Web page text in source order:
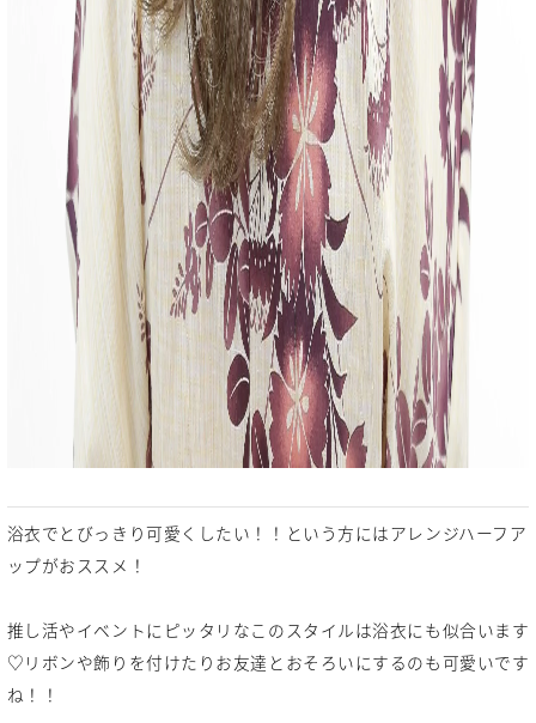
浴衣でとびっきり可愛くしたい！！という方にはアレンジハーフア
ップがおススメ！
推し活やイベントにピッタリなこのスタイルは浴衣にも似合います
♡リボンや飾りを付けたりお友達とおそろいにするのも可愛いです
ね！！